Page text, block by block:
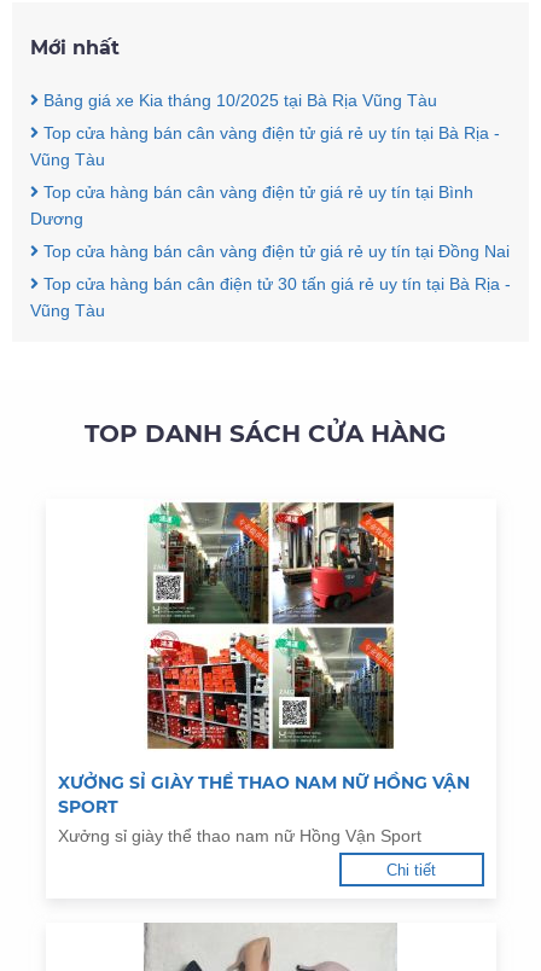
Mới nhất
Bảng giá xe Kia tháng 10/2025 tại Bà Rịa Vũng Tàu
Top cửa hàng bán cân vàng điện tử giá rẻ uy tín tại Bà Rịa -
Vũng Tàu
Top cửa hàng bán cân vàng điện tử giá rẻ uy tín tại Bình
Dương
Top cửa hàng bán cân vàng điện tử giá rẻ uy tín tại Đồng Nai
Top cửa hàng bán cân điện tử 30 tấn giá rẻ uy tín tại Bà Rịa -
Vũng Tàu
TOP DANH SÁCH CỬA HÀNG
XƯỞNG SỈ GIÀY THỂ THAO NAM NỮ HỒNG VẬN
SPORT
Xưởng sỉ giày thể thao nam nữ Hồng Vận Sport
Chi tiết